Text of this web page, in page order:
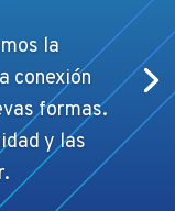
la
conexión
formas.
y las